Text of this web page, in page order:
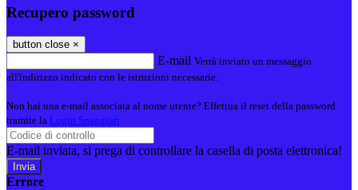
Recupero password
button close ×
E-mail Verrà inviato un messaggio
all'indirizzo indicato con le istruzioni necessarie.
Non hai una e-mail associata al nome utente? Effettua il reset della password
tramite la Login Spaggiari
E-mail inviata, si prega di controllare la casella di posta elettronica!
Errore